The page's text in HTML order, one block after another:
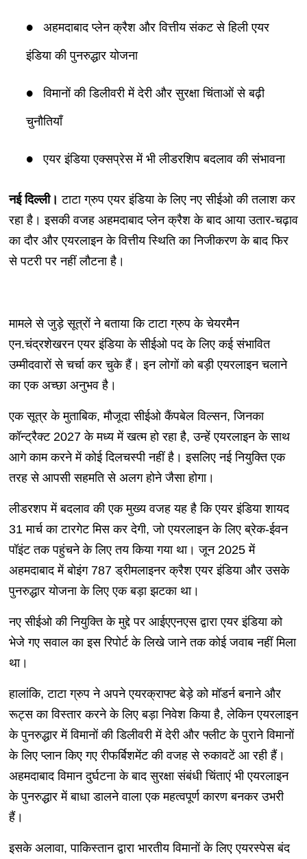
अहमदाबाद प्लेन क्रैश और वित्तीय संकट से हिली एयर
इंडिया की पुनरुद्धार योजना
विमानों की डिलीवरी में देरी और सुरक्षा चिंताओं से बढ़ी
चुनौतियाँ
एयर इंडिया एक्सप्रेस में भी लीडरशिप बदलाव की संभावना
नई दिल्ली। टाटा ग्रुप एयर इंडिया के लिए नए सीईओ की तलाश कर
रहा है। इसकी वजह अहमदाबाद प्लेन क्रैश के बाद आया उतार-चढ़ाव
का दौर और एयरलाइन के वित्तीय स्थिति का निजीकरण के बाद फिर
से पटरी पर नहीं लौटना है।
मामले से जुड़े सूत्रों ने बताया कि टाटा ग्रुप के चेयरमैन
एन.चंद्रशेखरन एयर इंडिया के सीईओ पद के लिए कई संभावित
उम्मीदवारों से चर्चा कर चुके हैं। इन लोगों को बड़ी एयरलाइन चलाने
का एक अच्छा अनुभव है।
एक सूत्र के मुताबिक, मौजूदा सीईओ कैंपबेल विल्सन, जिनका
कॉन्ट्रैक्ट 2027 के मध्य में खत्म हो रहा है, उन्हें एयरलाइन के साथ
आगे काम करने में कोई दिलचस्पी नहीं है। इसलिए नई नियुक्ति एक
तरह से आपसी सहमति से अलग होने जैसा होगा।
लीडरशप में बदलाव की एक मुख्य वजह यह है कि एयर इंडिया शायद
31 मार्च का टारगेट मिस कर देगी, जो एयरलाइन के लिए ब्रेक-ईवन
पॉइंट तक पहुंचने के लिए तय किया गया था। जून 2025 में
अहमदाबाद में बोइंग 787 ड्रीमलाइनर क्रैश एयर इंडिया और उसके
पुनरुद्धार योजना के लिए एक बड़ा झटका था।
नए सीईओ की नियुक्ति के मुद्दे पर आईएएनएस द्वारा एयर इंडिया को
भेजे गए सवाल का इस रिपोर्ट के लिखे जाने तक कोई जवाब नहीं मिला
था।
हालांकि, टाटा ग्रुप ने अपने एयरक्राफ्ट बेड़े को मॉडर्न बनाने और
रूट्स का विस्तार करने के लिए बड़ा निवेश किया है, लेकिन एयरलाइन
के पुनरुद्धार में विमानों की डिलीवरी में देरी और फ्लीट के पुराने विमानों
के लिए प्लान किए गए रीफर्बिशमेंट की वजह से रुकावटें आ रही हैं।
अहमदाबाद विमान दुर्घटना के बाद सुरक्षा संबंधी चिंताएं भी एयरलाइन
के पुनरुद्धार में बाधा डालने वाला एक महत्वपूर्ण कारण बनकर उभरी
हैं।
इसके अलावा, पाकिस्तान द्वारा भारतीय विमानों के लिए एयरस्पेस बंद